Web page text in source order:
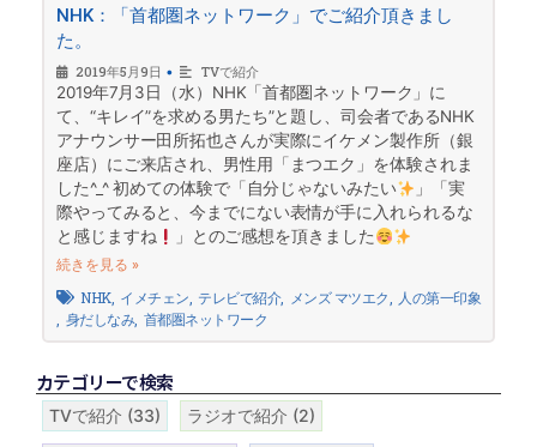
NHK：「首都圏ネットワーク」でご紹介頂きまし
た。
2019年5月9日 • TVで紹介
2019年7月3日（水）NHK「首都圏ネットワーク」に
て、“キレイ”を求める男たち”と題し、司会者であるNHK
アナウンサー田所拓也さんが実際にイケメン製作所（銀
座店）にご来店され、男性用「まつエク」を体験されま
した^_^ 初めての体験で「自分じゃないみたい
」「実
際やってみると、今までにない表情が手に入れられるな
と感じますね
」とのご感想を頂きました
続きを見る »
NHK, イメチェン, テレビで紹介, メンズ マツエク, 人の第一印象
, 身だしなみ, 首都圏ネットワーク
カテゴリーで検索
TVで紹介 (33) ラジオで紹介 (2)